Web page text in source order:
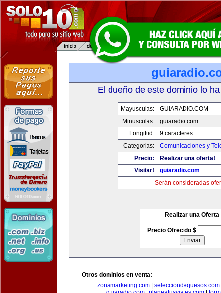
El dueño de este dominio lo
Mayusculas:
GUIARADIO.COM
Minusculas:
guiaradio.com
Longitud:
9 caracteres
Categorias:
Comunicaciones y
Precio:
Realizar una oferta!
Visitar!
guiaradio.com
Serán consideradas
Realizar una Oferta
Precio Ofrecido $
Otros dominios en venta:
zonamarketing.com| selecciondequesos.com